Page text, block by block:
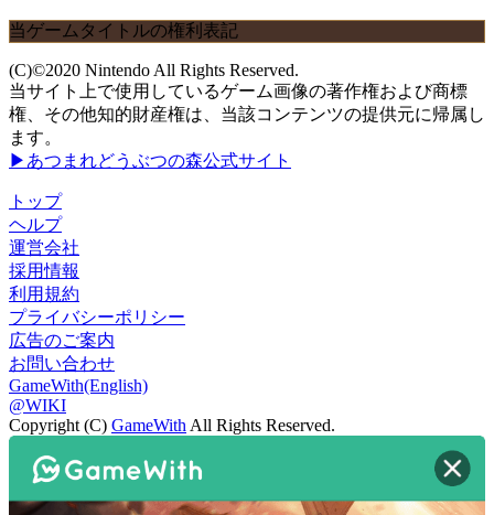
当ゲームタイトルの権利表記
(C)©2020 Nintendo All Rights Reserved.
当サイト上で使用しているゲーム画像の著作権および商標
権、その他知的財産権は、当該コンテンツの提供元に帰属し
ます。
▶あつまれどうぶつの森公式サイト
トップ
ヘルプ
運営会社
採用情報
利用規約
プライバシーポリシー
広告のご案内
お問い合わせ
GameWith(English)
@WIKI
Copyright (C) GameWith All Rights Reserved.